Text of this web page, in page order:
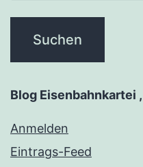
Blog Eisenbahnkartei
Anmelden
Eintrags-Feed